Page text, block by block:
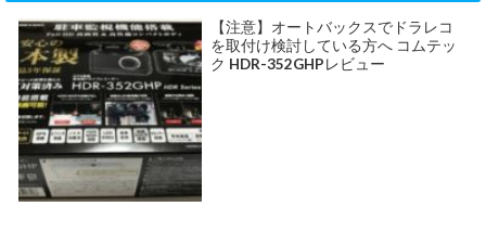
【注意】オートバックスでドラレコ
を取付け検討している方へ コムテッ
ク HDR-352GHPレビュー